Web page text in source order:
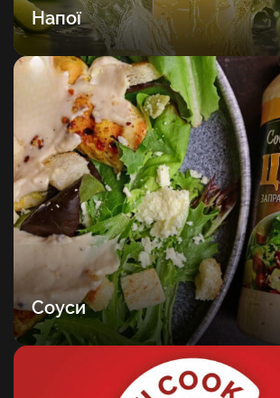
Напої
Соуси